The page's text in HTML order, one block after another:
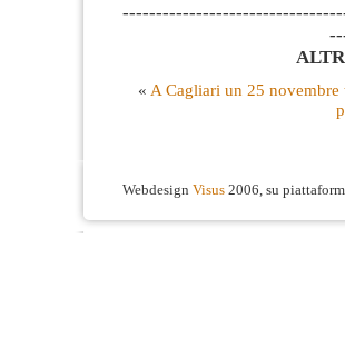
« A Cagliari un 25
Webdesign Visus 2006, su